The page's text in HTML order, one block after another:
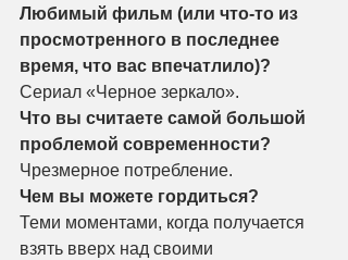
Любимый фильм (или что-то из
просмотренного в последнее
время, что вас впечатлило)?
Сериал «Черное зеркало».
Что вы считаете самой большой
проблемой современности?
Чрезмерное потребление.
Чем вы можете гордиться?
Теми моментами, когда получается
взять вверх над своими